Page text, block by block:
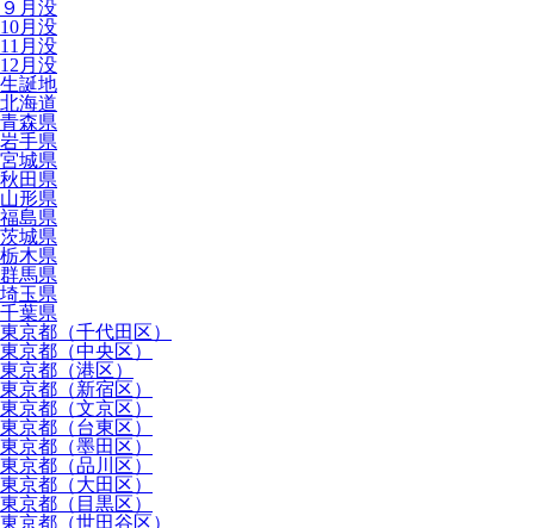
９月没
10月没
11月没
12月没
生誕地
北海道
青森県
岩手県
宮城県
秋田県
山形県
福島県
茨城県
栃木県
群馬県
埼玉県
千葉県
東京都（千代田区）
東京都（中央区）
東京都（港区）
東京都（新宿区）
東京都（文京区）
東京都（台東区）
東京都（墨田区）
東京都（品川区）
東京都（大田区）
東京都（目黒区）
東京都（世田谷区）